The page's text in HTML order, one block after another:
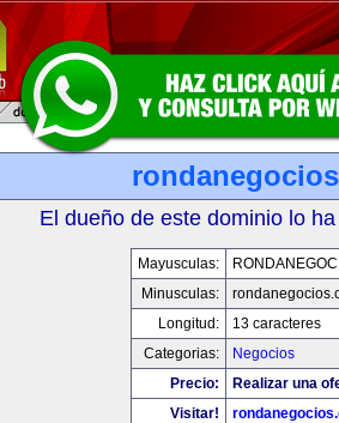
El dueño de este dominio lo
Mayusculas:
Minusculas:
Longitud:
13 caracteres
Categorias:
Negocios
Precio:
Realizar una
Visitar!